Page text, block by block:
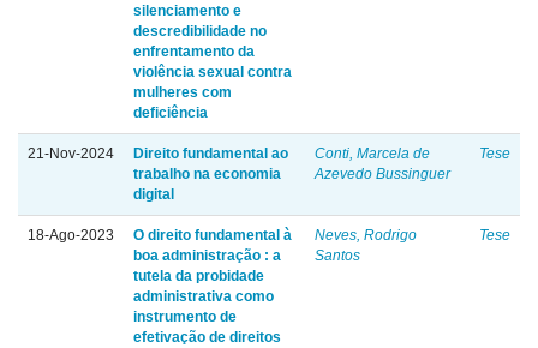
silenciamento e
descredibilidade no
enfrentamento da
violência sexual contra
mulheres com
deficiência
21-Nov-2024
Direito fundamental ao
trabalho na economia
digital
Conti, Marcela de
Azevedo Bussinguer
Tese
18-Ago-2023
O direito fundamental à
boa administração : a
tutela da probidade
administrativa como
instrumento de
efetivação de direitos
Neves, Rodrigo
Santos
Tese